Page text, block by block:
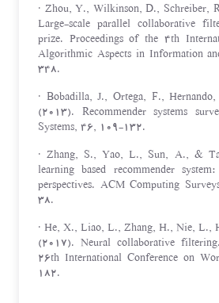
· Zhou, Y., Wilkinson, D., Schreiber,
Large-scale parallel collaborative
prize. Proceedings of the 4th
Algorithmic Aspects in Information
348.
· Bobadilla, J., Ortega, F.,
(2013). Recommender systems
Systems, 46, 109-132.
· Zhang, S., Yao, L., Sun, A., &
learning based recommender
perspectives. ACM Computing
38.
· He, X., Liao, L., Zhang, H., Nie, L.,
(2017). Neural collaborative
26th International Conference on
182.